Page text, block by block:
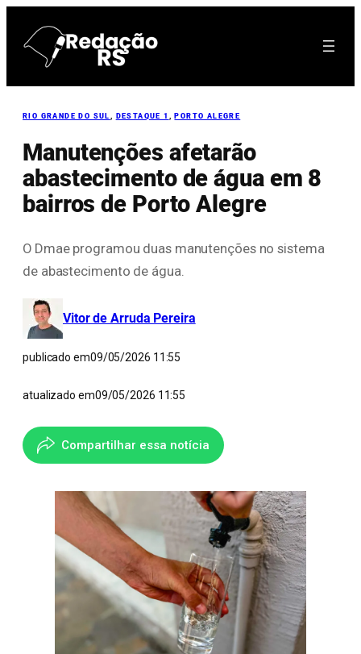
para
RIO GRANDE DO SUL , DESTAQUE 1 , PORTO ALEGRE
Manutenções afetarão
abastecimento de água em 8
bairros de Porto Alegre
O Dmae programou duas manutenções no sistema
de abastecimento de água.
Vitor de Arruda Pereira
publicado em09/05/2026 11:55
atualizado em09/05/2026 11:55
Compartilhar essa notícia